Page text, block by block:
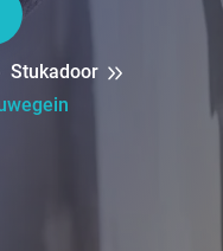
Stukadoor